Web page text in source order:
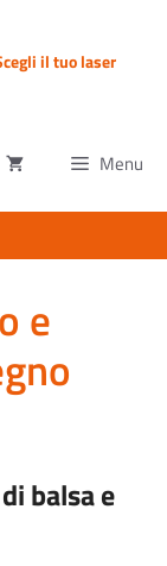
il tuo laser
Menu
e
balsa e